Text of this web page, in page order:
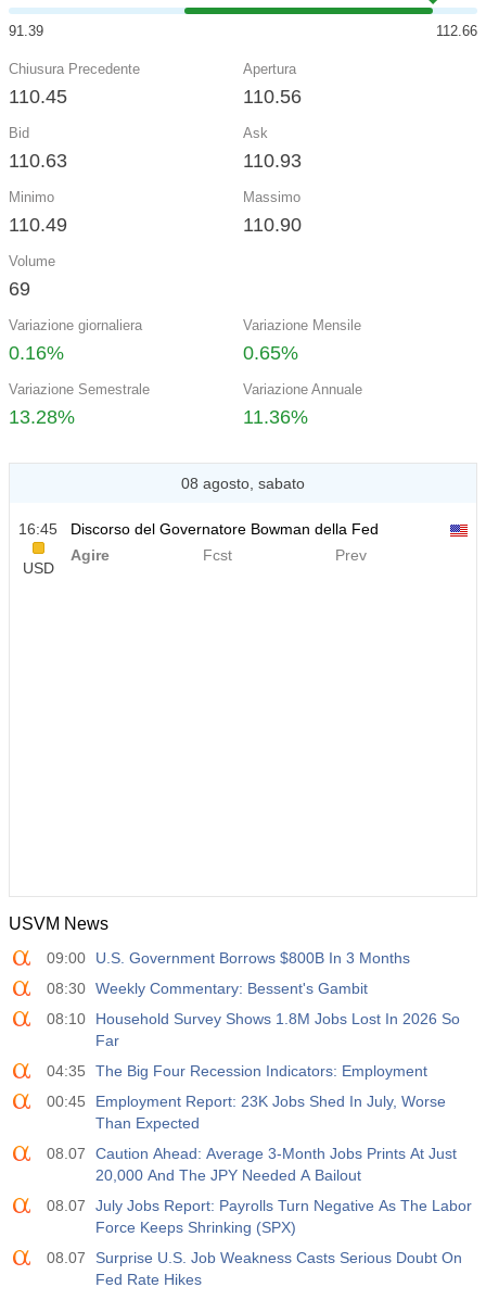
91.39 112.66
Chiusura Precedente
110.45
Apertura
110.56
Bid
110.63
Ask
110.93
Minimo
110.49
Massimo
110.90
Volume
69
Variazione giornaliera
0.16%
Variazione Mensile
0.65%
Variazione Semestrale
13.28%
Variazione Annuale
11.36%
08 agosto, sabato
16:45
USD
Discorso del Governatore Bowman della Fed
Agire
Fcst Prev
USVM News
09:00
U.S. Government Borrows $800B In 3 Months
08:30 Weekly Commentary: Bessent's Gambit
08:10
Household Survey Shows 1.8M Jobs Lost In 2026 So
Far
04:35
The Big Four Recession Indicators: Employment
00:45
Employment Report: 23K Jobs Shed In July, Worse
Than Expected
08.07
Caution Ahead: Average 3-Month Jobs Prints At Just
20,000 And The JPY Needed A Bailout
08.07
July Jobs Report: Payrolls Turn Negative As The Labor
Force Keeps Shrinking (SPX)
08.07
Surprise U.S. Job Weakness Casts Serious Doubt On
Fed Rate Hikes